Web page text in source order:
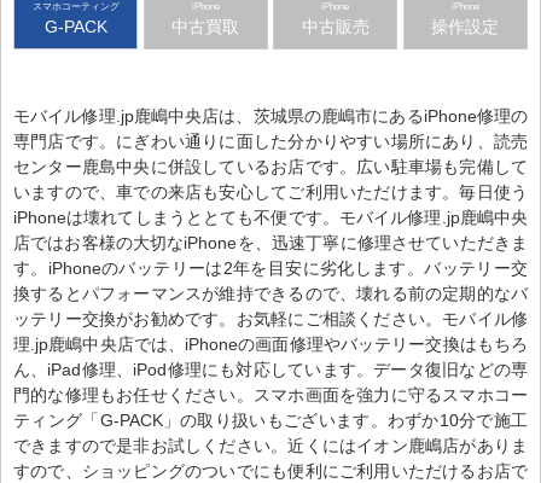
スマホコーティング
G-PACK
iPhone
中古買取
iPhone
中古販売
iPhone
操作設定
モバイル修理.jp鹿嶋中央店は、茨城県の鹿嶋市にあるiPhone修理の
専門店です。にぎわい通りに面した分かりやすい場所にあり、読売
センター鹿島中央に併設しているお店です。広い駐車場も完備して
いますので、車での来店も安心してご利用いただけます。毎日使う
iPhoneは壊れてしまうととても不便です。モバイル修理.jp鹿嶋中央
店ではお客様の大切なiPhoneを、迅速丁寧に修理させていただきま
す。iPhoneのバッテリーは2年を目安に劣化します。バッテリー交
換するとパフォーマンスが維持できるので、壊れる前の定期的なバ
ッテリー交換がお勧めです。お気軽にご相談ください。モバイル修
理.jp鹿嶋中央店では、iPhoneの画面修理やバッテリー交換はもちろ
ん、iPad修理、iPod修理にも対応しています。データ復旧などの専
門的な修理もお任せください。スマホ画面を強力に守るスマホコー
ティング「G-PACK」の取り扱いもございます。わずか10分で施工
できますので是非お試しください。近くにはイオン鹿嶋店がありま
すので、ショッピングのついでにも便利にご利用いただけるお店で